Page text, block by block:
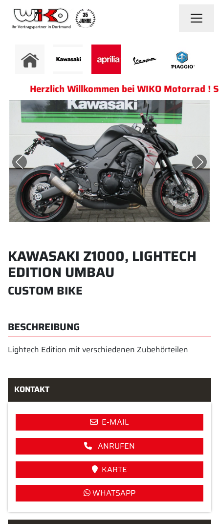
Herzlich Willkommen bei WIKO Motorrad !
KAWASAKI Z1000, LIGHTECH
EDITION UMBAU
CUSTOM BIKE
BESCHREIBUNG
Lightech Edition mit verschiedenen Zubehörteilen
KONTAKT
E-MAIL
ANRUFEN
KARTE
WHATSAPP